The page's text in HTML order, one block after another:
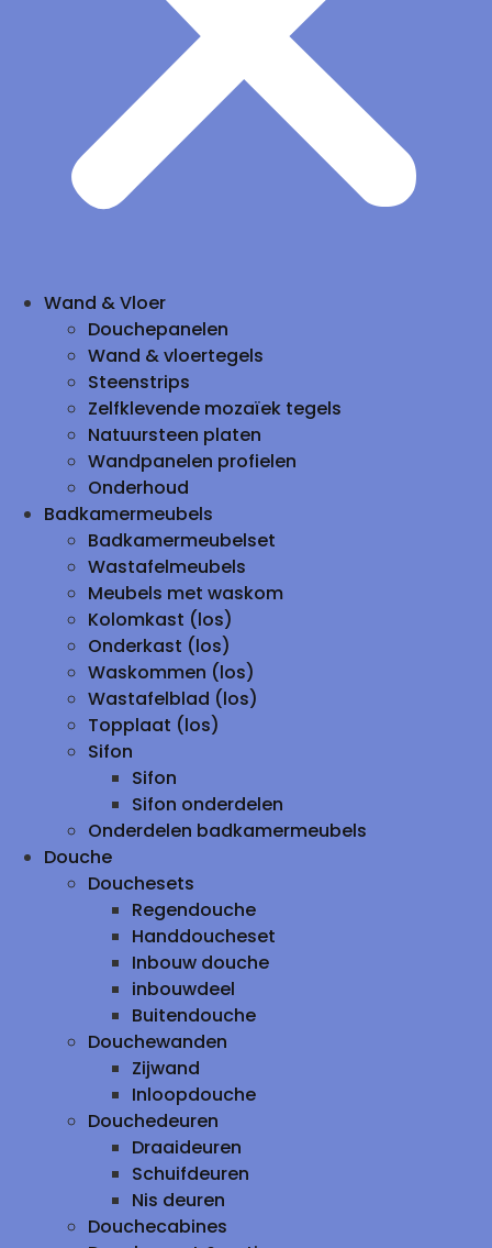
Wand & Vloer
Douchepanelen
Wand & vloertegels
Steenstrips
Zelfklevende mozaïek tegels
Natuursteen platen
Wandpanelen profielen
Onderhoud
Badkamermeubels
Badkamermeubelset
Wastafelmeubels
Meubels met waskom
Kolomkast (los)
Onderkast (los)
Waskommen (los)
Wastafelblad (los)
Topplaat (los)
Sifon
Sifon
Sifon onderdelen
Onderdelen badkamermeubels
Douche
Douchesets
Regendouche
Handdoucheset
Inbouw douche
inbouwdeel
Buitendouche
Douchewanden
Zijwand
Inloopdouche
Douchedeuren
Draaideuren
Schuifdeuren
Nis deuren
Douchecabines